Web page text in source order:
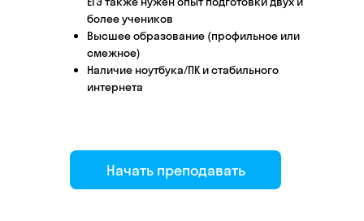
Начать преподавать
более учеников
Высшее образование (профильное или
смежное)
Наличие ноутбука/ПК и стабильного
интернета
Начать преподавать